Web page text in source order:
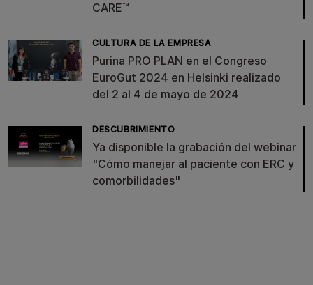
CARE™
CULTURA DE LA EMPRESA
Purina PRO PLAN en el Congreso
EuroGut 2024 en Helsinki realizado
del 2 al 4 de mayo de 2024
DESCUBRIMIENTO
Ya disponible la grabación del webinar
"Cómo manejar al paciente con ERC y
comorbilidades"